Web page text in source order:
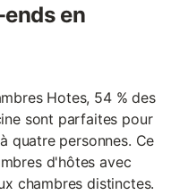
en
Hotes, 54 % des
sont parfaites pour
quatre personnes. Ce
d'hôtes avec
chambres distinctes.